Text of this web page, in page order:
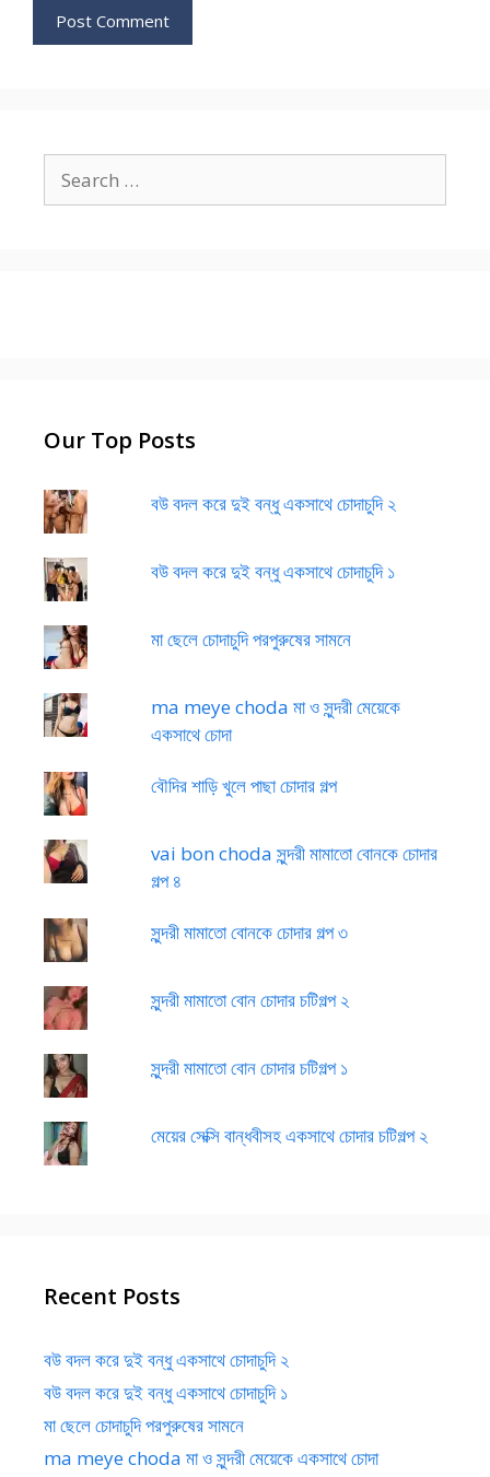
for:
Our Top Posts
বউ বদল করে দুই বন্ধু একসাথে চোদাচুদি ২
বউ বদল করে দুই বন্ধু একসাথে চোদাচুদি ১
মা ছেলে চোদাচুদি পরপুরুষের সামনে
ma meye choda মা ও সুন্দরী মেয়েকে
একসাথে চোদা
বৌদির শাড়ি খুলে পাছা চোদার গল্প
vai bon choda সুন্দরী মামাতো বোনকে চোদার
গল্প ৪
সুন্দরী মামাতো বোনকে চোদার গল্প ৩
সুন্দরী মামাতো বোন চোদার চটিগল্প ২
সুন্দরী মামাতো বোন চোদার চটিগল্প ১
মেয়ের সেক্সি বান্ধবীসহ একসাথে চোদার চটিগল্প ২
Recent Posts
বউ বদল করে দুই বন্ধু একসাথে চোদাচুদি ২
বউ বদল করে দুই বন্ধু একসাথে চোদাচুদি ১
মা ছেলে চোদাচুদি পরপুরুষের সামনে
ma meye choda মা ও সুন্দরী মেয়েকে একসাথে চোদা